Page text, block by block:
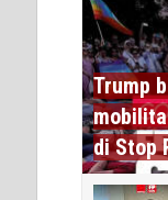
Trump
di Stop